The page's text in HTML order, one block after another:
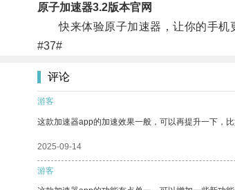
原子加速器3.2版本官网
快来体验原子加速器，让你的手机
#37#
评论
游客
这款加速器app的加速效果一般，可以再提升一下，比
2025-09-14
游客